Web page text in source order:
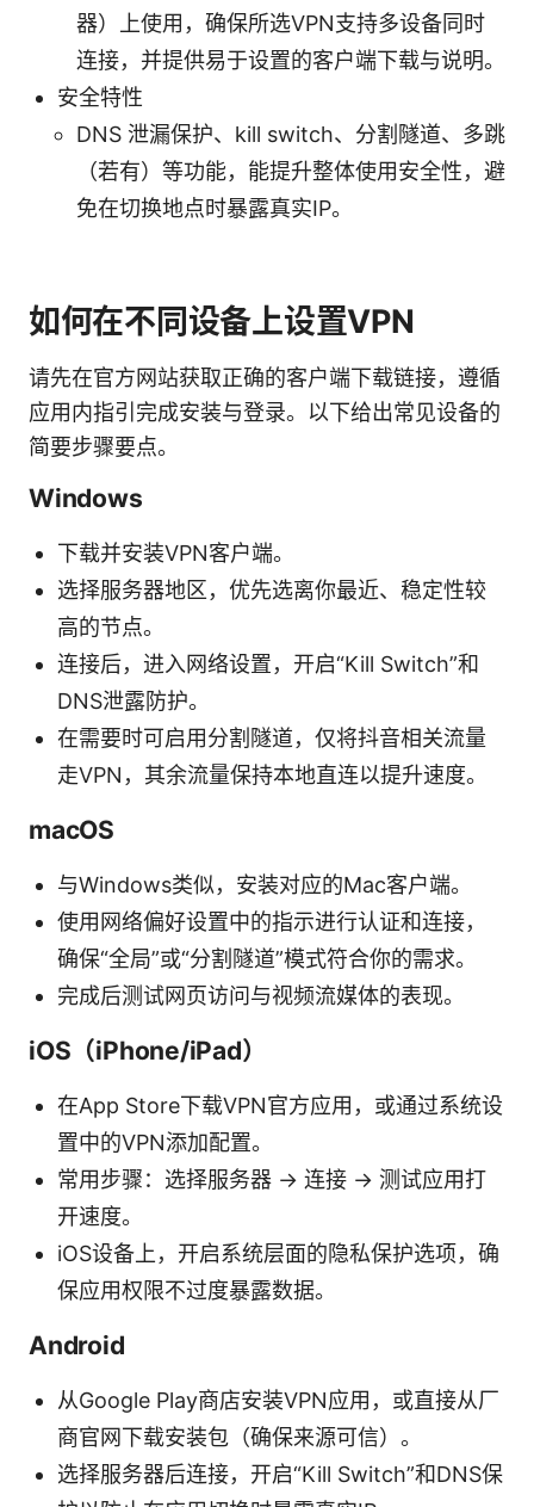
器）上使用，确保所选VPN支持多设备同时
连接，并提供易于设置的客户端下载与说明。
安全特性
DNS 泄漏保护、kill switch、分割隧道、多跳
（若有）等功能，能提升整体使用安全性，避
免在切换地点时暴露真实IP。
如何在不同设备上设置VPN
请先在官方网站获取正确的客户端下载链接，遵循
应用内指引完成安装与登录。以下给出常见设备的
简要步骤要点。
Windows
下载并安装VPN客户端。
选择服务器地区，优先选离你最近、稳定性较
高的节点。
连接后，进入网络设置，开启“Kill Switch”和
DNS泄露防护。
在需要时可启用分割隧道，仅将抖音相关流量
走VPN，其余流量保持本地直连以提升速度。
macOS
与Windows类似，安装对应的Mac客户端。
使用网络偏好设置中的指示进行认证和连接，
确保“全局”或“分割隧道”模式符合你的需求。
完成后测试网页访问与视频流媒体的表现。
iOS（iPhone/iPad）
在App Store下载VPN官方应用，或通过系统设
置中的VPN添加配置。
常用步骤：选择服务器 -> 连接 -> 测试应用打
开速度。
iOS设备上，开启系统层面的隐私保护选项，确
保应用权限不过度暴露数据。
Android
从Google Play商店安装VPN应用，或直接从厂
商官网下载安装包（确保来源可信）。
选择服务器后连接，开启“Kill Switch”和DNS保